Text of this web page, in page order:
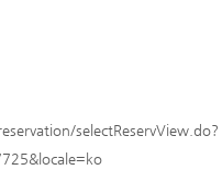
selectReservView.do?